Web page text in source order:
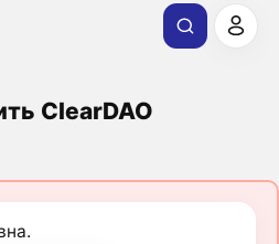
ClearDAO